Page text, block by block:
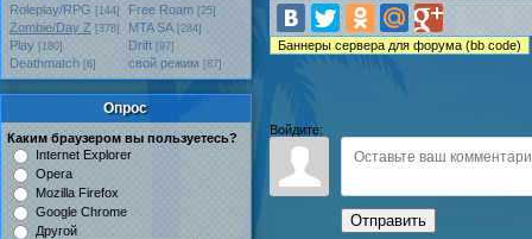
Roleplay/RPG [144] Free Roam [25]
Zombie/Day Z [378] MTA SA [284]
Play [180] Drift [97]
Deathmatch [6] свой режим [87]
Опрос
Каким браузером вы пользуетесь?
Internet Explorer
Opera
Mozilla Firefox
Google Chrome
Другой
Войдите:
Отправить